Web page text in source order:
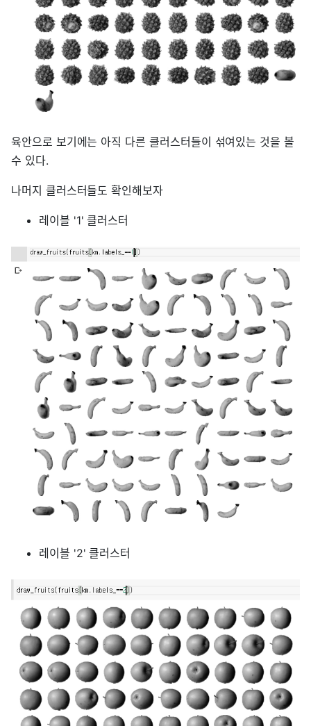
육안으로 보기에는 아직 다른 클러스터들이 섞여있는 것을 볼
수 있다.
나머지 클러스터들도 확인해보자
레이블 '1' 클러스터
레이블 '2' 클러스터